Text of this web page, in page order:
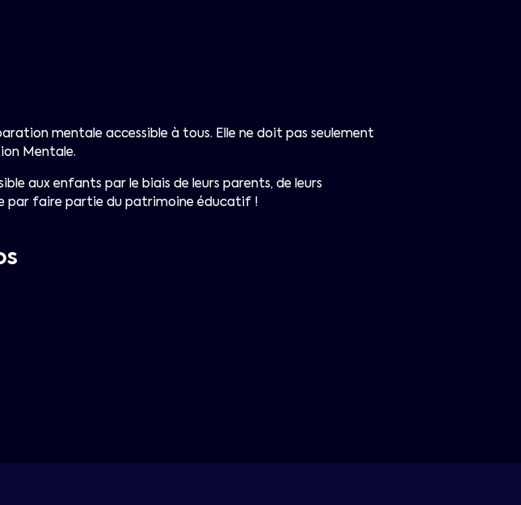
mentale accessible à tous. Elle ne doit pas seulement
Mentale.
aux enfants par le biais de leurs parents, de leurs
par faire partie du patrimoine éducatif !